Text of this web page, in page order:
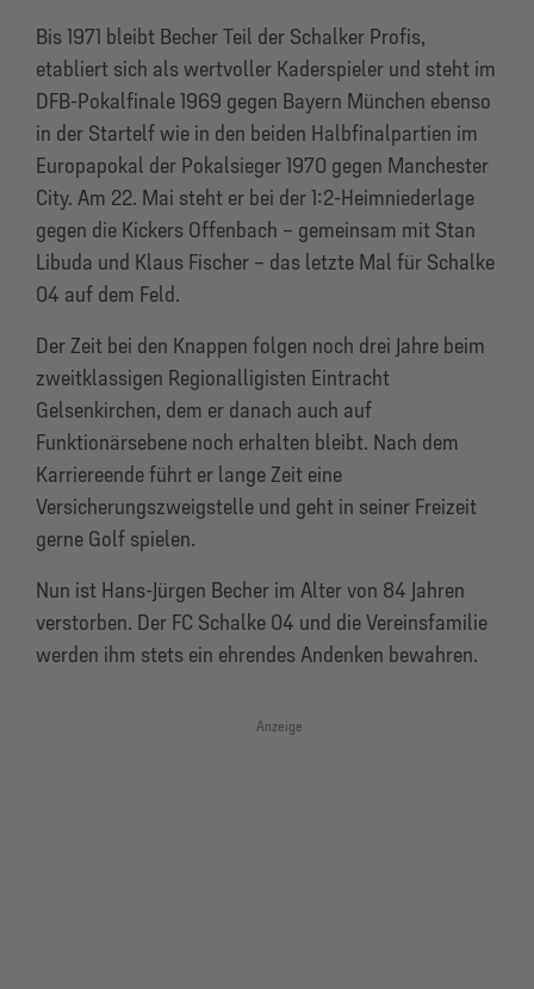
Bis 1971 bleibt Becher Teil der Schalker Profis,
etabliert sich als wertvoller Kaderspieler und steht im
DFB-Pokalfinale 1969 gegen Bayern München ebenso
in der Startelf wie in den beiden Halbfinalpartien im
Europapokal der Pokalsieger 1970 gegen Manchester
City. Am 22. Mai steht er bei der 1:2-Heimniederlage
gegen die Kickers Offenbach – gemeinsam mit Stan
Libuda und Klaus Fischer – das letzte Mal für Schalke
04 auf dem Feld.
Der Zeit bei den Knappen folgen noch drei Jahre beim
zweitklassigen Regionalligisten Eintracht
Gelsenkirchen, dem er danach auch auf
Funktionärsebene noch erhalten bleibt. Nach dem
Karriereende führt er lange Zeit eine
Versicherungszweigstelle und geht in seiner Freizeit
gerne Golf spielen.
Nun ist Hans-Jürgen Becher im Alter von 84 Jahren
verstorben. Der FC Schalke 04 und die Vereinsfamilie
werden ihm stets ein ehrendes Andenken bewahren.
Anzeige